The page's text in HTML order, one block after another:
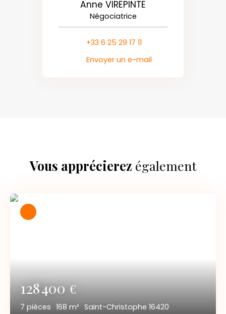
Anne VIREPINTE
Négociatrice
+33 6 25 29 17 11
Envoyer un e-mail
Vous apprécierez également
128 400€
7 pièces 168 m² Saint-Christophe 16420